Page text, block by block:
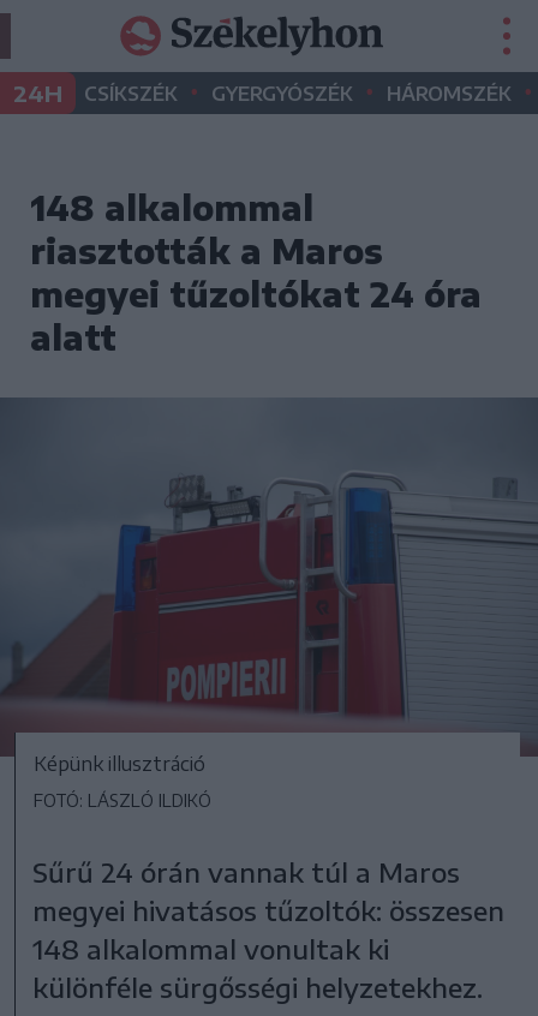
24H CSÍKSZÉK • GYERGYÓSZÉK • HÁROMSZÉK •
148 alkalommal
riasztották a Maros
megyei tűzoltókat 24 óra
alatt
Képünk illusztráció
FOTÓ: LÁSZLÓ ILDIKÓ
Sűrű 24 órán vannak túl a Maros
megyei hivatásos tűzoltók: összesen
148 alkalommal vonultak ki
különféle sürgősségi helyzetekhez.